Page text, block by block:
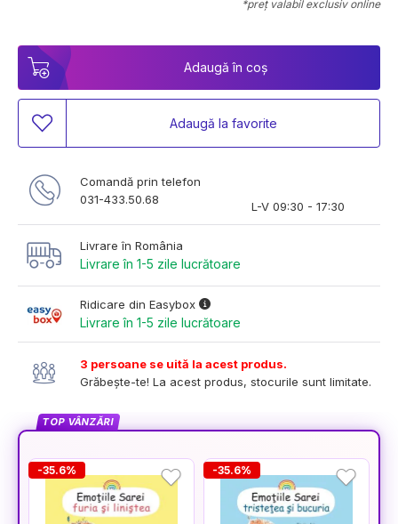
*preț valabil exclusiv online
Adaugă în coș
Adaugă la favorite
Comandă prin telefon
031-433.50.68
L-V 09:30 - 17:30
Livrare în România
Livrare în 1-5 zile lucrătoare
Ridicare din Easybox
Livrare în 1-5 zile lucrătoare
3 persoane se uită la acest produs.
Grăbește-te! La acest produs, stocurile sunt limitate.
TOP VÂNZĂRI
-35.6% -35.6%